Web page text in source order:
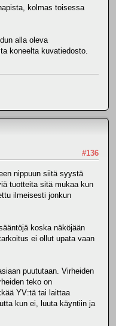
kolmas toisessa
alla oleva
koneelta kuvatiedosto.
#136
nippuun siitä syystä
tuotteita sitä mukaa kun
ilmeisesti jonkun
koska näköjään
ei ollut upata vaan
puututaan. Virheiden
teko on
YV:tä tai laittaa
kun ei, luuta käyntiin ja